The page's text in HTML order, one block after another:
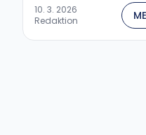
10. 3. 2026
Redaktion